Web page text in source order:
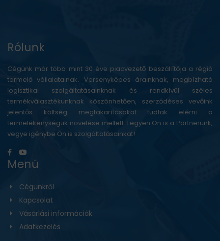
Rólunk
Cégünk már több mint 30 éve piacvezető beszállítója a régió
termelő vállalatainak. Versenyképes árainknak, megbízható
logisztikai szolgáltatásainknak és rendkívül széles
termékválasztékunknak köszönhetően, szerződéses vevőink
jelentős költség megtakarításokat tudtak elérni a
termelékenységük növelése mellett. Legyen Ön is a Partnerünk,
vegye igénybe Ön is szolgáltatásainkat!
Menü
Cégünkről
Kapcsolat
Vásárlási információk
Adatkezelés